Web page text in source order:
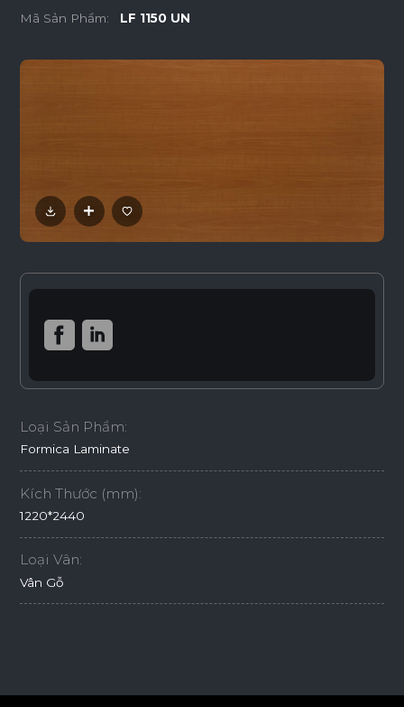
Mã Sản Phẩm: LF 1150 UN
Loại Sản Phẩm:
Formica Laminate
Kích Thước (mm):
1220*2440
Loại Vân:
Vân Gỗ